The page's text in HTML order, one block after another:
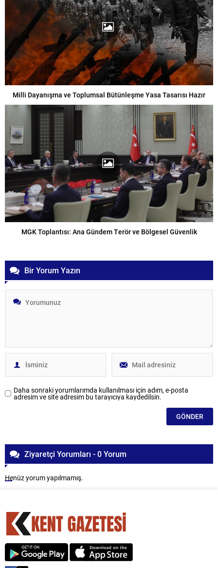
Milli Dayanışma ve Toplumsal Bütünleşme Yasa Tasarısı Hazır
MGK Toplantısı: Ana Gündem Terör ve Bölgesel Güvenlik
Bir Yorum Yazın
Daha sonraki yorumlarımda kullanılması için adım, e-posta
adresim ve site adresim bu tarayıcıya kaydedilsin.
Ziyaretçi Yorumları - 0 Yorum
Henüz yorum yapılmamış.